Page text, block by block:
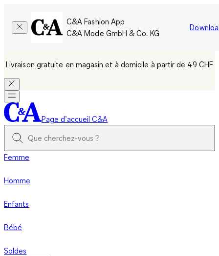
C&A Fashion App
C&A Mode GmbH & Co. KG
Livraison gratuite en magasin et à domicile à partir de 49 CHF
Page d’accueil C&A
Femme
Homme
Enfants
Bébé
Soldes